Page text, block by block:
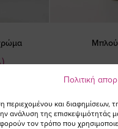
Πολιτική
περιεχομένου και διαφημίσεων,
ανάλυση της επισκεψιμότητάς
τον τρόπο που